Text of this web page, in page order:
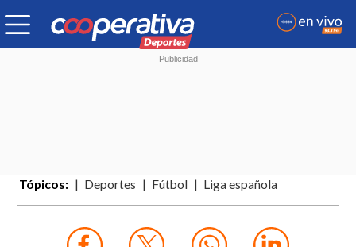
Tópicos: Deportes Fútbol Liga española